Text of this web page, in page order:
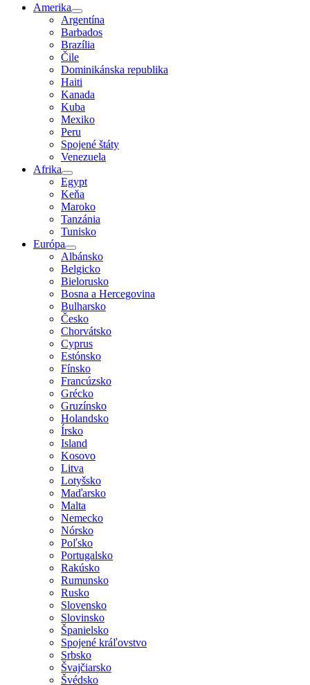
Amerika
Argentína
Barbados
Brazília
Čile
Dominikánska republika
Haiti
Kanada
Kuba
Mexiko
Peru
Spojené štáty
Venezuela
Afrika
Egypt
Keňa
Maroko
Tanzánia
Tunisko
Európa
Albánsko
Belgicko
Bielorusko
Bosna a Hercegovina
Bulharsko
Česko
Chorvátsko
Cyprus
Estónsko
Fínsko
Francúzsko
Grécko
Gruzínsko
Holandsko
Írsko
Island
Kosovo
Litva
Lotyšsko
Maďarsko
Malta
Nemecko
Nórsko
Poľsko
Portugalsko
Rakúsko
Rumunsko
Rusko
Slovensko
Slovinsko
Španielsko
Spojené kráľovstvo
Srbsko
Švajčiarsko
Švédsko